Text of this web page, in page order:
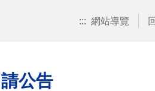
::: 網站導覽
公告